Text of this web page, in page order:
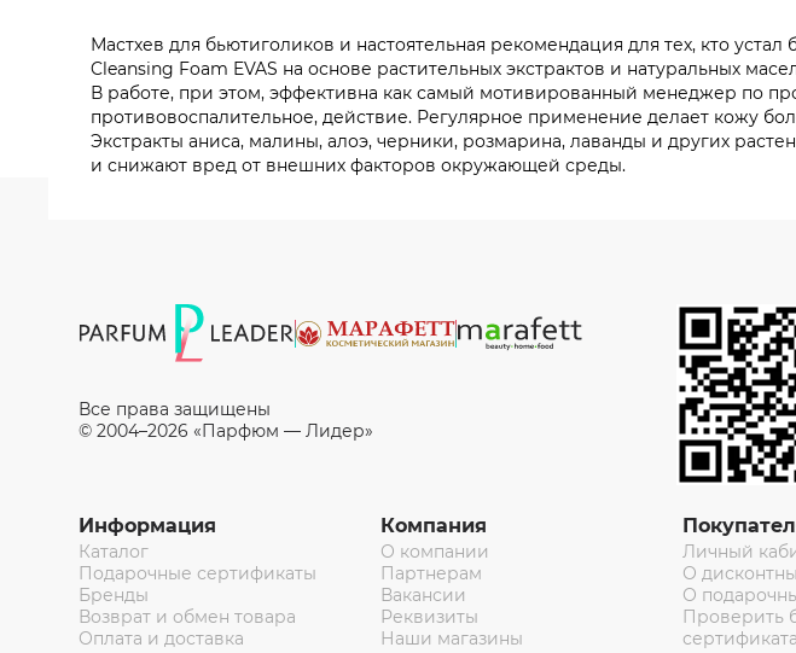
Мастхев для бьютиголиков и настоятельная рекомендация для тех, кто
Cleansing Foam EVAS на основе растительных экстрактов и натуральных
В работе, при этом, эффективна как самый мотивированный менеджер по
противовоспалительное, действие. Регулярное применение делает кожу
Экстракты аниса, малины, алоэ, черники, розмарина, лаванды и других
и снижают вред от внешних факторов окружающей среды.
Все права защищены
© 2004–2026 «Парфюм — Лидер»
Информация
Каталог
Подарочные сертификаты
Бренды
Возврат и обмен товара
Оплата и доставка
Компания
О компании
Партнерам
Вакансии
Реквизиты
Наши магазины
Личный
О
О
Проверить
сертификата